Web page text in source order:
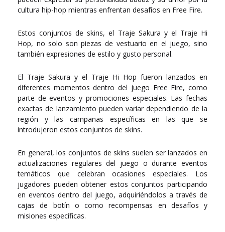
cultura hip-hop mientras enfrentan desafíos en Free Fire.
Estos conjuntos de skins, el Traje Sakura y el Traje Hi
Hop, no solo son piezas de vestuario en el juego, sino
también expresiones de estilo y gusto personal.
El Traje Sakura y el Traje Hi Hop fueron lanzados en
diferentes momentos dentro del juego Free Fire, como
parte de eventos y promociones especiales. Las fechas
exactas de lanzamiento pueden variar dependiendo de la
región y las campañas específicas en las que se
introdujeron estos conjuntos de skins.
En general, los conjuntos de skins suelen ser lanzados en
actualizaciones regulares del juego o durante eventos
temáticos que celebran ocasiones especiales. Los
jugadores pueden obtener estos conjuntos participando
en eventos dentro del juego, adquiriéndolos a través de
cajas de botín o como recompensas en desafíos y
misiones específicas.